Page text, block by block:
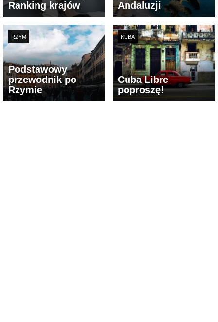
Ranking krajów
Andaluzji
RZYM
Podstawowy
przewodnik po
Rzymie
KUBA
Cuba Libre
poproszę!